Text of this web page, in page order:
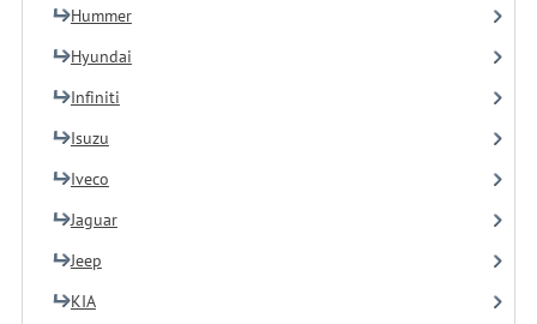
Hummer
Hyundai
Infiniti
Isuzu
Iveco
Jaguar
Jeep
KIA